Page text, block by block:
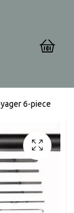
0
6-piece